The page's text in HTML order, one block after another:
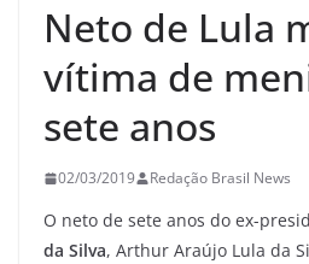
Neto de Lula
vítima de
sete anos
02/03/2019 Redação Brasil News
O neto de sete anos do ex-
da Silva, Arthur Araújo Lula da